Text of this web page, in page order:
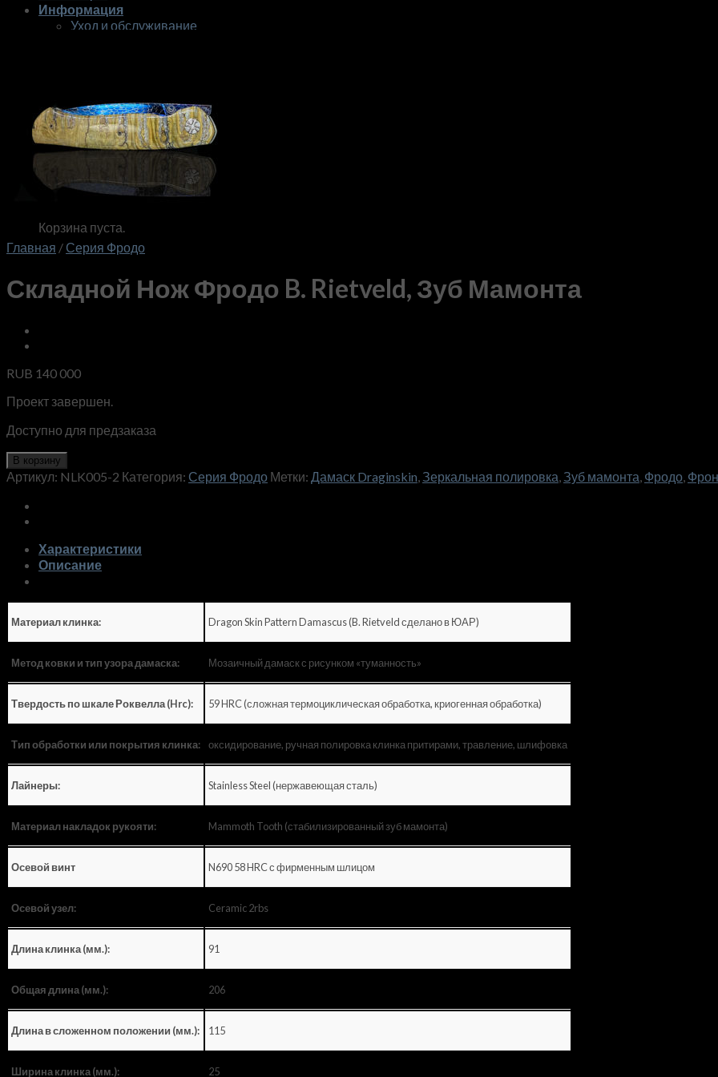
Информация
Уход и обслуживание
RUB0
Корзина
Корзина пуста.
Главная / Серия Фродо
Складной Нож Фродо B. Rietveld, Зуб Мамонта
RUB 140 000
Проект завершен.
Доступно для предзаказа
В корзину
Артикул: NLK005-2 Категория: Серия Фродо Метки: Дамаск Draginskin, Зеркальная полировка, Зуб мамонта, Фродо,
Характеристики
Описание
Материал клинка: Dragon Skin Pattern Damascus (B. Rietveld сделано в ЮАР)
Метод ковки и тип узора дамаска: Мозаичный дамаск с рисунком «туманность»
Твердость по шкале Роквелла (Hrc): 59 HRC (сложная термоциклическая обработка, криогенная обработка)
Тип обработки или покрытия клинка: оксидирование, ручная полировка клинка притирами, травление, шлифовка
Лайнеры: Stainless Steel (нержавеющая сталь)
Материал накладок рукояти: Mammoth Tooth (стабилизированный зуб мамонта)
Осевой винт N690 58 HRC с фирменным шлицом
Осевой узел: Ceramic 2rbs
Длина клинка (мм.): 91
Общая длина (мм.): 206
Длина в сложенном положении (мм.): 115
Ширина клинка (мм.): 25